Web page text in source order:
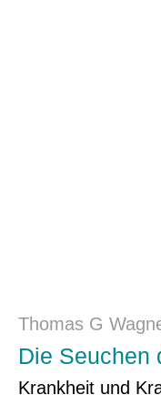
Thomas G
Die Seuchen
Krankheit und